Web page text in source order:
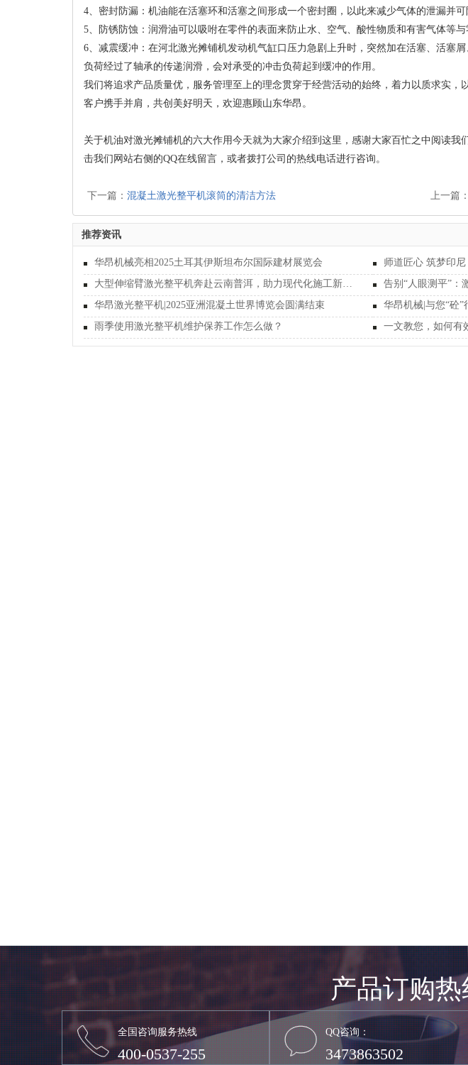
4、密封防漏：机油能在活塞环和活塞之间形成一个密封圈，以此来减少气体的泄漏并可
5、防锈防蚀：润滑油可以吸咐在零件的表面来防止水、空气、酸性物质和有害气体等与
6、减震缓冲：在河北激光摊铺机发动机气缸口压力急剧上升时，突然加在活塞、活塞
负荷经过了轴承的传递润滑，会对承受的冲击负荷起到缓冲的作用。
我们将追求产品质量优，服务管理至上的理念贯穿于经营活动的始终，着力以质求实，
客户携手并肩，共创美好明天，欢迎惠顾山东华昂。
关于机油对激光摊铺机的六大作用今天就为大家介绍到这里，感谢大家百忙之中阅读我
击我们网站右侧的QQ在线留言，或者拨打公司的热线电话进行咨询。
下一篇： 混凝土激光整平机滚筒的清洁方法 上一篇：
推荐资讯
华昂机械亮相2025土耳其伊斯坦布尔国际建材展览会
大型伸缩臂激光整平机奔赴云南普洱，助力现代化施工新篇章
华昂激光整平机|2025亚洲混凝土世界博览会圆满结束
华昂机械|与您“砼”
雨季使用激光整平机维护保养工作怎么做？
一文教您，如何有
产品订购热
全国咨询服务热线
400-0537-255
QQ咨询：
3473863502